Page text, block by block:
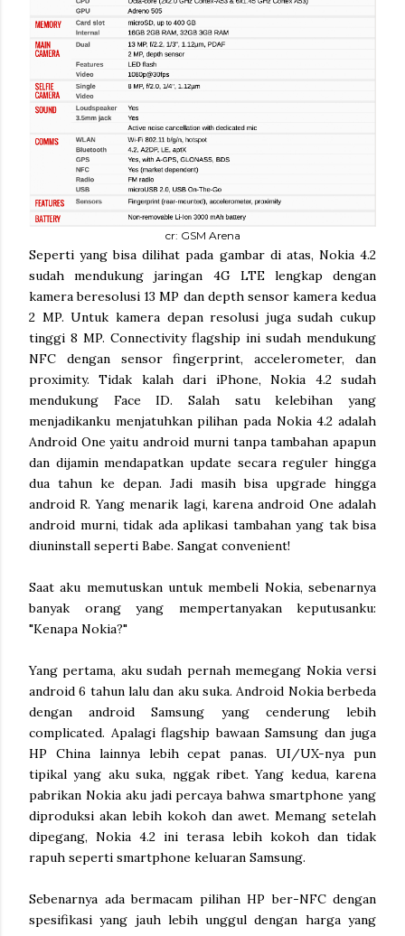
cr: GSM Arena
Seperti yang bisa dilihat pada gambar di atas, Nokia 4.2
sudah mendukung jaringan 4G LTE lengkap dengan
kamera beresolusi 13 MP dan depth sensor kamera kedua
2 MP. Untuk kamera depan resolusi juga sudah cukup
tinggi 8 MP. Connectivity flagship ini sudah mendukung
NFC dengan sensor fingerprint, accelerometer, dan
proximity. Tidak kalah dari iPhone, Nokia 4.2 sudah
mendukung Face ID. Salah satu kelebihan yang
menjadikanku menjatuhkan pilihan pada Nokia 4.2 adalah
Android One yaitu android murni tanpa tambahan apapun
dan dijamin mendapatkan update secara reguler hingga
dua tahun ke depan. Jadi masih bisa upgrade hingga
android R. Yang menarik lagi, karena android One adalah
android murni, tidak ada aplikasi tambahan yang tak bisa
diuninstall seperti Babe. Sangat convenient!
Saat aku memutuskan untuk membeli Nokia, sebenarnya
banyak orang yang mempertanyakan keputusanku:
"Kenapa Nokia?"
Yang pertama, aku sudah pernah memegang Nokia versi
android 6 tahun lalu dan aku suka. Android Nokia berbeda
dengan android Samsung yang cenderung lebih
complicated. Apalagi flagship bawaan Samsung dan juga
HP China lainnya lebih cepat panas. UI/UX-nya pun
tipikal yang aku suka, nggak ribet. Yang kedua, karena
pabrikan Nokia aku jadi percaya bahwa smartphone yang
diproduksi akan lebih kokoh dan awet. Memang setelah
dipegang, Nokia 4.2 ini terasa lebih kokoh dan tidak
rapuh seperti smartphone keluaran Samsung.
Sebenarnya ada bermacam pilihan HP ber-NFC dengan
spesifikasi yang jauh lebih unggul dengan harga yang